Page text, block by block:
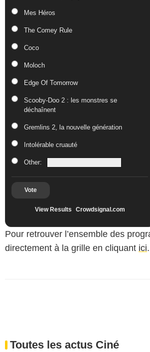
Mes Héros
The Comey Rule
Coco
Moloch
Edge Of Tomorrow
Scooby-Doo 2 : les monstres se
déchaînent
Gremlins 2, la nouvelle génération
Intolérable cruauté
Other:
Vote
View Results Crowdsignal.com
Pour retrouver l’ensemble des
directement à la grille en cliquant ici.
Toutes les actus Ciné